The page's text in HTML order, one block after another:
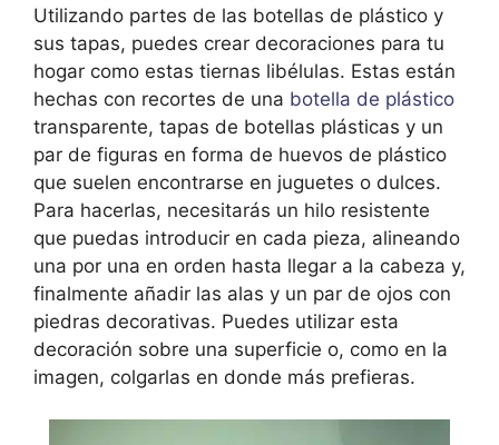
Utilizando partes de las botellas de plástico y
sus tapas, puedes crear decoraciones para tu
hogar como estas tiernas libélulas. Estas están
hechas con recortes de una botella de plástico
transparente, tapas de botellas plásticas y un
par de figuras en forma de huevos de plástico
que suelen encontrarse en juguetes o dulces.
Para hacerlas, necesitarás un hilo resistente
que puedas introducir en cada pieza, alineando
una por una en orden hasta llegar a la cabeza y,
finalmente añadir las alas y un par de ojos con
piedras decorativas. Puedes utilizar esta
decoración sobre una superficie o, como en la
imagen, colgarlas en donde más prefieras.